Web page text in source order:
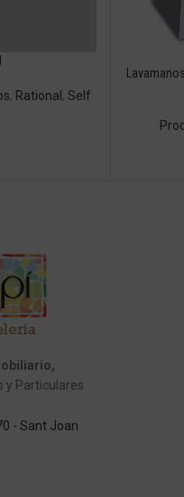
, Rational ,Self
y Particulares.
- Sant Joan